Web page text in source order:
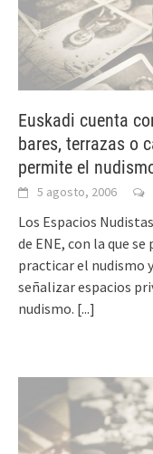
Euskadi cuenta
bares, terrazas o
permite el
5 agosto, 2006
Los Espacios
de ENE, con la que
practicar el nudismo
señalizar espacios
nudismo. [...]